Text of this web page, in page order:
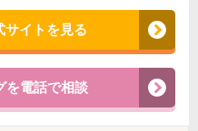
サイトを見る
を電話で相談